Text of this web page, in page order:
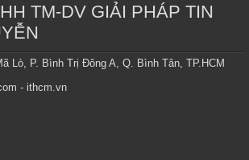
TM-DV GIẢI PHÁP TIN
Lò, P. Bình Trị Đông A, Q. Bình Tân, TP.HCM
- ithcm.vn